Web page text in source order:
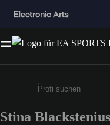
Gib
Stina